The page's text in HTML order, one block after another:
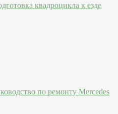
квадроцикла к езде
по ремонту Mercedes